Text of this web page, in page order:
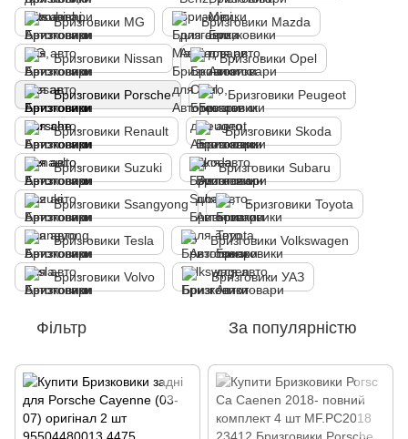
Бризговики MG Бризговики Mazda
Бризговики Nissan Бризговики Opel
Бризговики Porsche Бризговики Peugeot
Бризговики Renault Бризговики Skoda
Бризговики Suzuki Бризговики Subaru
Бризговики Ssangyong Бризговики Toyota
Бризговики Tesla Бризговики Volkswagen
Бризговики Volvo Бризговики УАЗ
Фільтр За популярністю